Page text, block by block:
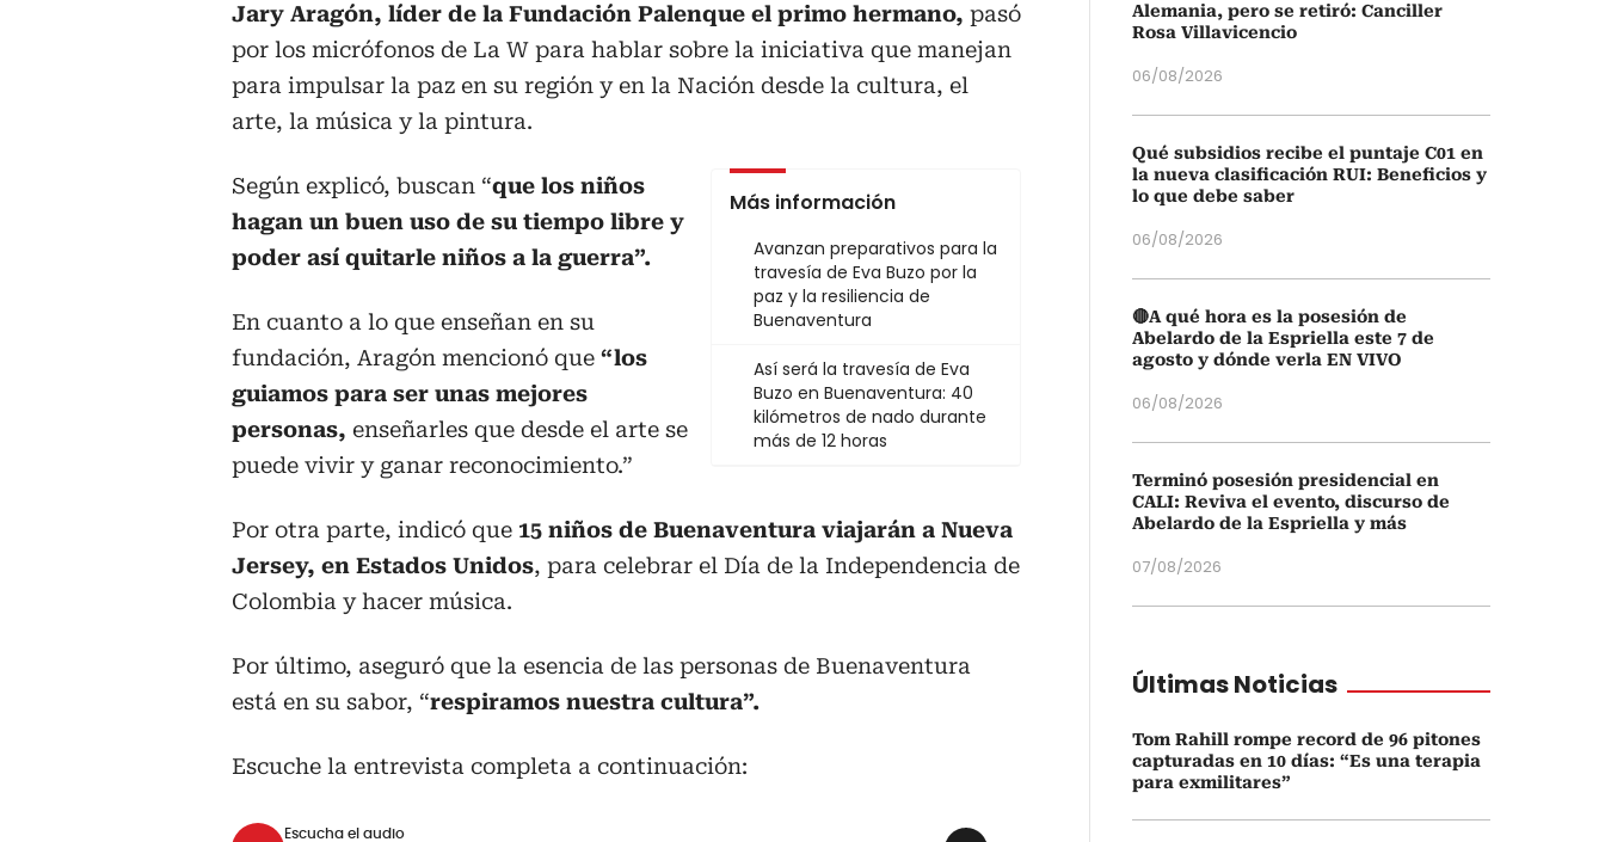
Jary Aragón, líder de la Fundación Palenque el primo hermano, pasó
por los micrófonos de La W para hablar sobre la iniciativa que manejan
para impulsar la paz en su región y en la Nación desde la cultura, el
arte, la música y la pintura.
Más información
Avanzan preparativos para la
travesía de Eva Buzo por la
paz y la resiliencia de
Buenaventura
Así será la travesía de Eva
Buzo en Buenaventura: 40
kilómetros de nado durante
más de 12 horas
Según explicó, buscan “que los niños
hagan un buen uso de su tiempo libre y
poder así quitarle niños a la guerra”.
En cuanto a lo que enseñan en su
fundación, Aragón mencionó que “los
guiamos para ser unas mejores
personas, enseñarles que desde el arte se
puede vivir y ganar reconocimiento.”
Por otra parte, indicó que 15 niños de Buenaventura viajarán a Nueva
Jersey, en Estados Unidos, para celebrar el Día de la Independencia de
Colombia y hacer música.
Por último, aseguró que la esencia de las personas de Buenaventura
está en su sabor, “respiramos nuestra cultura”.
Escuche la entrevista completa a continuación:
Escucha el audio
Alemania, pero se retiró: Canciller
Rosa Villavicencio
06/08/2026
Qué subsidios recibe el puntaje C01 en
la nueva clasificación RUI: Beneficios y
lo que debe saber
06/08/2026
🔴A qué hora es la posesión de
Abelardo de la Espriella este 7 de
agosto y dónde verla EN VIVO
06/08/2026
Terminó posesión presidencial en
CALI: Reviva el evento, discurso de
Abelardo de la Espriella y más
07/08/2026
Últimas Noticias
Tom Rahill rompe record de 96 pitones
capturadas en 10 días: “Es una terapia
para exmilitares”